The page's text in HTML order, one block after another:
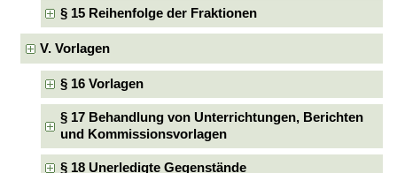
§ 15 Reihenfolge der Fraktionen
V. Vorlagen
§ 16 Vorlagen
§ 17 Behandlung von Unterrichtungen, Berichten
und Kommissionsvorlagen
§ 18 Unerledigte Gegenstände